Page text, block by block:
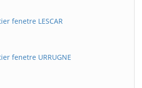
fenetre LESCAR
fenetre URRUGNE